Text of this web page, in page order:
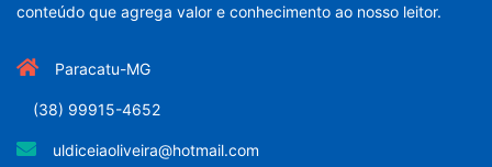
conteúdo que agrega valor e conhecimento ao nosso leitor.
Paracatu-MG
(38) 99915-4652
uldiceiaoliveira@hotmail.com